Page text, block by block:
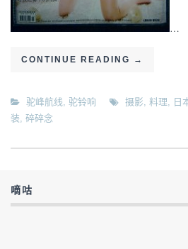
…
CONTINUE READING →
驼峰航线, 驼铃响 摄影, 料理, 日
装, 碎碎念
嘀咕